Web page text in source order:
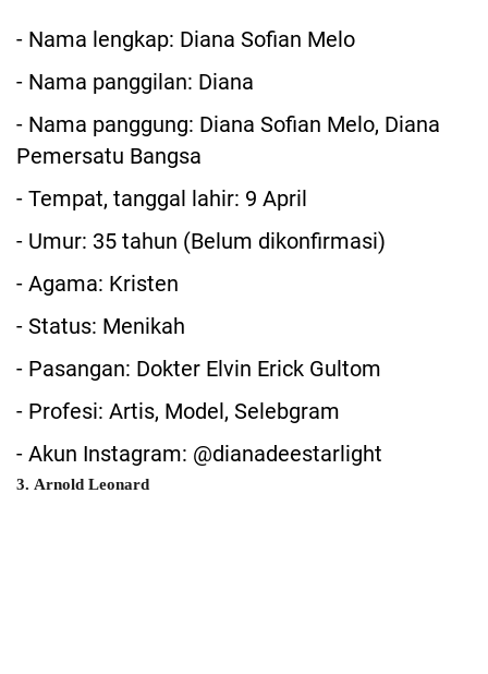
- Nama lengkap: Diana Sofian Melo
- Nama panggilan: Diana
- Nama panggung: Diana Sofian Melo, Diana
Pemersatu Bangsa
- Tempat, tanggal lahir: 9 April
- Umur: 35 tahun (Belum dikonfirmasi)
- Agama: Kristen
- Status: Menikah
- Pasangan: Dokter Elvin Erick Gultom
- Profesi: Artis, Model, Selebgram
- Akun Instagram: @dianadeestarlight
3. Arnold Leonard